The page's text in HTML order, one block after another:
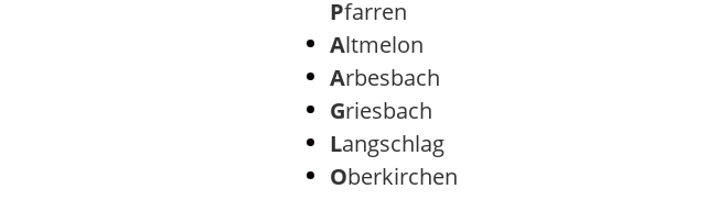
Pfarren
Altmelon
Arbesbach
Griesbach
Langschlag
Oberkirchen